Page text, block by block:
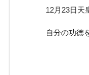
12月23日天
自分の功徳